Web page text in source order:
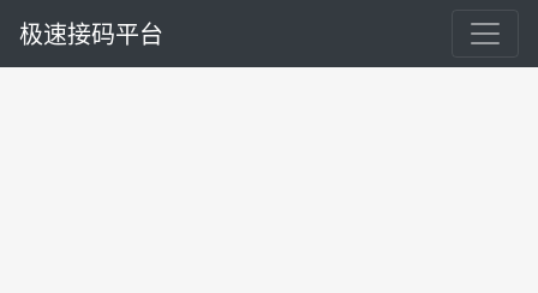
极速接码平台